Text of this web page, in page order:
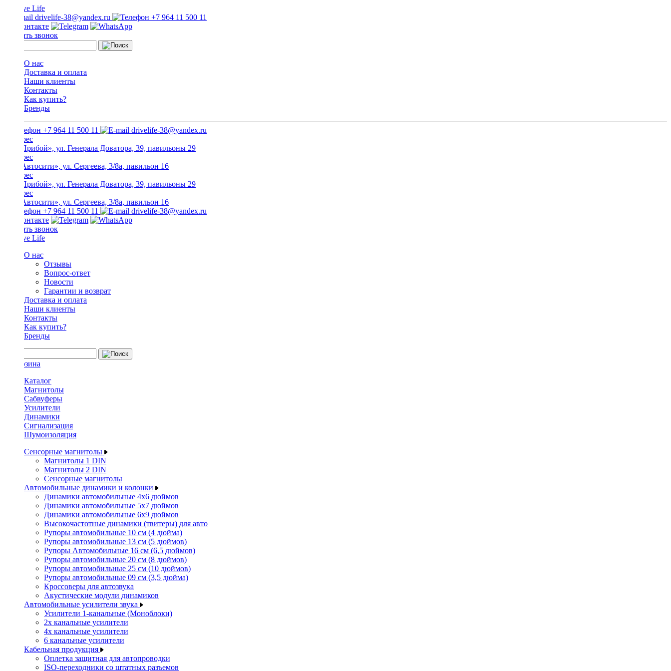
drivelife-38@yandex.ru +7 964 11 500 11
Заказать звонок
О нас
Доставка и оплата
Наши клиенты
Контакты
Как купить?
Бренды
+7 964 11 500 11 drivelife-38@yandex.ru
ТЦ «Прибой», ул. Генерала Доватора, 39, павильоны 29
ТЦ «Автосити», ул. Сергеева, 3/8а, павильон 16
ТЦ «Прибой», ул. Генерала Доватора, 39, павильоны 29
ТЦ «Автосити», ул. Сергеева, 3/8а, павильон 16
+7 964 11 500 11
drivelife-38@yandex.ru
Заказать звонок
О нас
Отзывы
Вопрос-ответ
Новости
Гарантии и возврат
Доставка и оплата
Наши клиенты
Контакты
Как купить?
Бренды
Каталог
Магнитолы
Сабвуферы
Усилители
Динамики
Сигнализация
Шумоизоляция
Сенсорные магнитолы
Магнитолы 1 DIN
Магнитолы 2 DIN
Сенсорные магнитолы
Автомобильные динамики и колонки
Динамики автомобильные 4x6 дюймов
Динамики автомобильные 5x7 дюймов
Динамики автомобильные 6x9 дюймов
Высокочастотные динамики (твитеры) для авто
Рупоры автомобильные 10 см (4 дюйма)
Рупоры автомобильные 13 см (5 дюймов)
Рупоры Автомобильные 16 см (6,5 дюймов)
Рупоры автомобильные 20 см (8 дюймов)
Рупоры автомобильные 25 см (10 дюймов)
Рупоры автомобильные 09 см (3,5 дюйма)
Кроссоверы для автозвука
Акустические модули динамиков
Автомобильные усилители звука
Усилители 1-канальные (Моноблоки)
2х канальные усилители
4х канальные усилители
6 канальные усилители
Кабельная продукция
Оплетка защитная для автопроводки
ISO-переходники со штатных разъемов